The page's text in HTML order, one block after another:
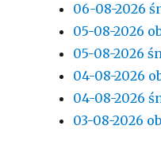
06-08-2026
05-08-2026
05-08-2026
04-08-2026
04-08-2026
03-08-2026